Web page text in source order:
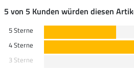
5 von 5 Kunden würden diesen
5 Sterne
4 Sterne
3 Sterne